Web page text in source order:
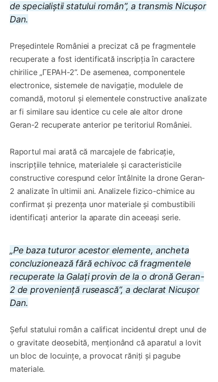
de specialiștii statului român”, a transmis Nicușor
Dan.
Președintele României a precizat că pe fragmentele
recuperate a fost identificată inscripția în caractere
chirilice „ГЕРАН-2”. De asemenea, componentele
electronice, sistemele de navigație, modulele de
comandă, motorul și elementele constructive analizate
ar fi similare sau identice cu cele ale altor drone
Geran-2 recuperate anterior pe teritoriul României.
Raportul mai arată că marcajele de fabricație,
inscripțiile tehnice, materialele și caracteristicile
constructive corespund celor întâlnite la drone Geran-
2 analizate în ultimii ani. Analizele fizico-chimice au
confirmat și prezența unor materiale și combustibili
identificați anterior la aparate din aceeași serie.
„Pe baza tuturor acestor elemente, ancheta
concluzionează fără echivoc că fragmentele
recuperate la Galați provin de la o dronă Geran-
2 de proveniență rusească”, a declarat Nicușor
Dan.
Șeful statului român a calificat incidentul drept unul de
o gravitate deosebită, menționând că aparatul a lovit
un bloc de locuințe, a provocat răniți și pagube
materiale.